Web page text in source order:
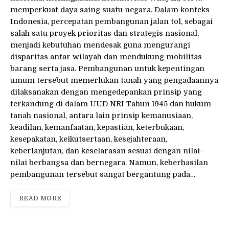
memperkuat daya saing suatu negara. Dalam konteks
Indonesia, percepatan pembangunan jalan tol, sebagai
salah satu proyek prioritas dan strategis nasional,
menjadi kebutuhan mendesak guna mengurangi
disparitas antar wilayah dan mendukung mobilitas
barang serta jasa. Pembangunan untuk kepentingan
umum tersebut memerlukan tanah yang pengadaannya
dilaksanakan dengan mengedepankan prinsip yang
terkandung di dalam UUD NRI Tahun 1945 dan hukum
tanah nasional, antara lain prinsip kemanusiaan,
keadilan, kemanfaatan, kepastian, keterbukaan,
kesepakatan, keikutsertaan, kesejahteraan,
keberlanjutan, dan keselarasan sesuai dengan nilai-
nilai berbangsa dan bernegara. Namun, keberhasilan
pembangunan tersebut sangat bergantung pada…
READ MORE